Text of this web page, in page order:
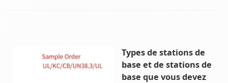
Types de stations de
base et de stations de
base que vous devez